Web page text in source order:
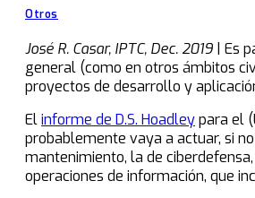
Otros
José R. Casar, IPTC, Dec. 2019 | Es
general (como en otros ámbitos
proyectos de desarrollo y
Elinforme de D.S. Hoadleypara el
probablemente vaya a actuar, si
mantenimiento, la de
operaciones de información, que